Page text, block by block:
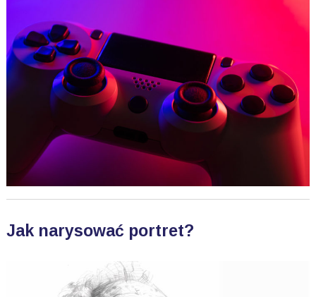
Jak narysować portret?